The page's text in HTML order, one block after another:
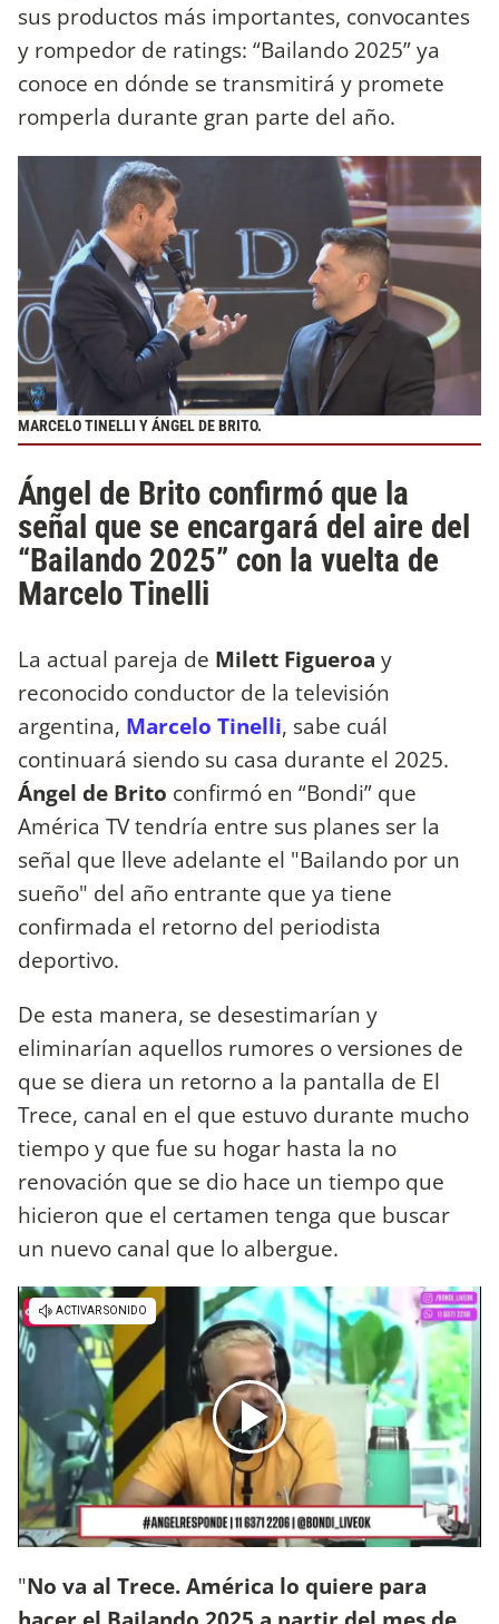
sus productos más importantes, convocantes
y rompedor de ratings: “Bailando 2025” ya
conoce en dónde se transmitirá y promete
romperla durante gran parte del año.
MARCELO TINELLI Y ÁNGEL DE BRITO.
Ángel de Brito confirmó que la
señal que se encargará del aire del
“Bailando 2025” con la vuelta de
Marcelo Tinelli
La actual pareja de Milett Figueroa y
reconocido conductor de la televisión
argentina, Marcelo Tinelli, sabe cuál
continuará siendo su casa durante el 2025.
Ángel de Brito confirmó en “Bondi” que
América TV tendría entre sus planes ser la
señal que lleve adelante el "Bailando por un
sueño" del año entrante que ya tiene
confirmada el retorno del periodista
deportivo.
De esta manera, se desestimarían y
eliminarían aquellos rumores o versiones de
que se diera un retorno a la pantalla de El
Trece, canal en el que estuvo durante mucho
tiempo y que fue su hogar hasta la no
renovación que se dio hace un tiempo que
hicieron que el certamen tenga que buscar
un nuevo canal que lo albergue.
"No va al Trece. América lo quiere para